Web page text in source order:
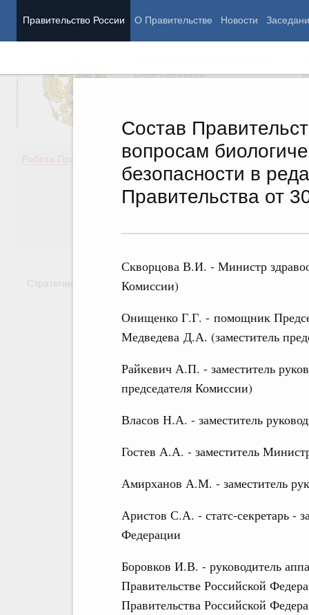
Правительство России О Правительстве Новости
Состав
вопросам
безопасности в
Правительства от
Скворцова В.И. - Министр
Комиссии)
Онищенко Г.Г. - помощник
Медведева Д.А. (заместитель
Райкевич А.П. - заместитель
председателя Комиссии)
Власов Н.А. - заместитель
Гостев А.А. - заместитель
Амирханов А.М. - заместитель
Аристов С.А. - статс-секретарь -
Федерации
Боровков И.В. - руководитель
Правительстве Российской
Правительства Российской
Вице-премьеры
Работа Правительства
Демография
Здоровье
Культура
Государство
Стратегии Государственные программы